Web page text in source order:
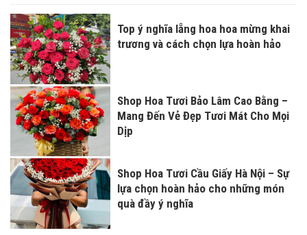
Top ý nghĩa lẵng hoa hoa mừng khai
trương và cách chọn lựa hoàn hảo
Shop Hoa Tươi Bảo Lâm Cao Bằng –
Mang Đến Vẻ Đẹp Tươi Mát Cho Mọi
Dịp
Shop Hoa Tươi Cầu Giấy Hà Nội – Sự
lựa chọn hoàn hảo cho những món
quà đầy ý nghĩa